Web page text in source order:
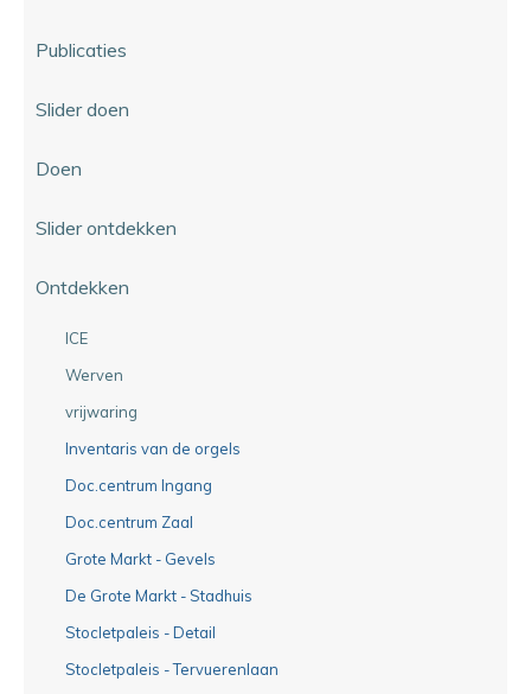
Publicaties
Slider doen
Doen
Slider ontdekken
Ontdekken
ICE
Werven
vrijwaring
Inventaris van de orgels
Doc.centrum Ingang
Doc.centrum Zaal
Grote Markt - Gevels
De Grote Markt - Stadhuis
Stocletpaleis - Detail
Stocletpaleis - Tervuerenlaan